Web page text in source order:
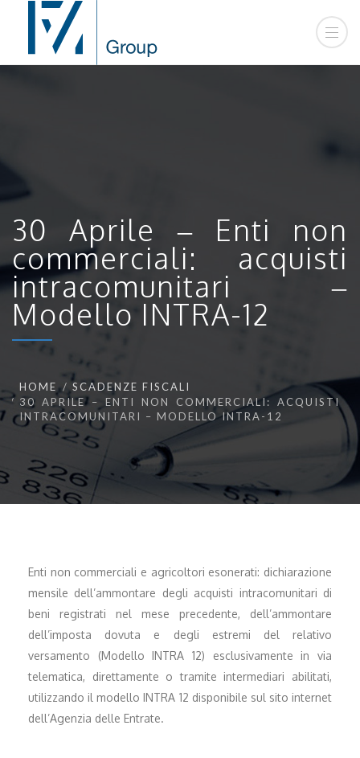
30 Aprile – Enti non
commerciali: acquisti
intracomunitari –
Modello INTRA-12
HOME
SCADENZE FISCALI
30 APRILE – ENTI NON COMMERCIALI: ACQUISTI
INTRACOMUNITARI – MODELLO INTRA-12
Enti non commerciali e agricoltori esonerati: dichiarazione
mensile dell’ammontare degli acquisti intracomunitari di
beni registrati nel mese precedente, dell’ammontare
dell’imposta dovuta e degli estremi del relativo
versamento (Modello INTRA 12) esclusivamente in via
telematica, direttamente o tramite intermediari abilitati,
utilizzando il modello INTRA 12 disponibile sul sito internet
dell’Agenzia delle Entrate.